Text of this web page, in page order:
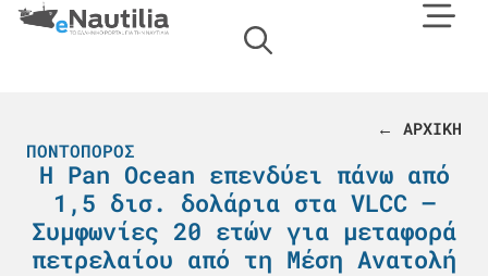
← ΑΡΧΙΚΗ
ΠΟΝΤΟΠΌΡΟΣ
Η Pan Ocean επενδύει πάνω από
1,5 δισ. δολάρια στα VLCC –
Συμφωνίες 20 ετών για μεταφορά
πετρελαίου από τη Μέση Ανατολή